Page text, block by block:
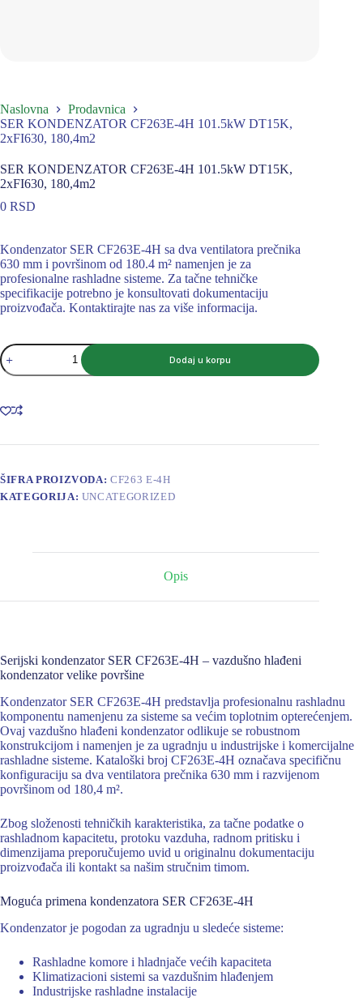
Naslovna
Prodavnica
SER KONDENZATOR CF263E-4H 101.5kW DT15K,
2xFI630, 180,4m2
SER KONDENZATOR CF263E-4H 101.5kW DT15K,
2xFI630, 180,4m2
0 RSD
Kondenzator SER CF263E-4H sa dva ventilatora prečnika
630 mm i površinom od 180.4 m² namenjen je za
profesionalne rashladne sisteme. Za tačne tehničke
specifikacije potrebno je konsultovati dokumentaciju
proizvođača. Kontaktirajte nas za više informacija.
SER
KONDENZATOR
CF263E-
101.5kW
DT15K,
180,4m2
Dodaj u korpu
ŠIFRA PROIZVODA:CF263 E-4H
KATEGORIJA: UNCATEGORIZED
Opis
Serijski kondenzator SER CF263E-4H – vazdušno hlađeni
kondenzator velike površine
Kondenzator SER CF263E-4H predstavlja profesionalnu rashladnu
komponentu namenjenu za sisteme sa većim toplotnim opterećenjem.
Ovaj vazdušno hlađeni kondenzator odlikuje se robustnom
konstrukcijom i namenjen je za ugradnju u industrijske i komercijalne
rashladne sisteme. Kataloški broj CF263E-4H označava specifičnu
konfiguraciju sa dva ventilatora prečnika 630 mm i razvijenom
površinom od 180,4 m².
Zbog složenosti tehničkih karakteristika, za tačne podatke o
rashladnom kapacitetu, protoku vazduha, radnom pritisku i
dimenzijama preporučujemo uvid u originalnu dokumentaciju
proizvođača ili kontakt sa našim stručnim timom.
Moguća primena kondenzatora SER CF263E-4H
Kondenzator je pogodan za ugradnju u sledeće sisteme:
Rashladne komore i hladnjače većih kapaciteta
Klimatizacioni sistemi sa vazdušnim hlađenjem
Industrijske rashladne instalacije